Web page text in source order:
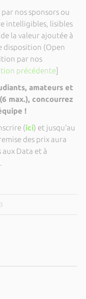
nos sponsors ou
intelligibles, lisibles
la valeur ajoutée à
disposition (Open
par nos
précédente]
amateurs et
max.), concourrez
!
(ici) et jusqu’au
des prix aura
Data et à